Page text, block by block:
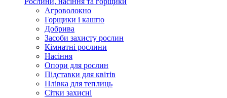
Агроволокно
Горщики і кашпо
Добрива
Засоби захисту рослин
Кімнатні рослини
Насіння
Опори для рослин
Підставки для квітів
Плівка для теплиць
Сітки захисні